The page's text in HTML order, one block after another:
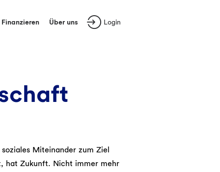
Finanzieren Über uns Login
Miteinander zum Ziel
hat Zukunft. Nicht immer mehr